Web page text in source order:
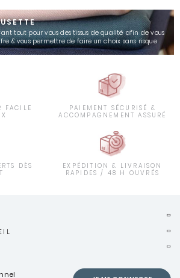
tout pour vous des tissus de qualité afin de vous
& vous permettre de faire un choix sans risque
FACILE
PAIEMENT SÉCURISÉ &
ACCOMPAGNEMENT ASSURÉ
DÈS
EXPÉDITION & LIVRAISON
RAPIDES / 48 H OUVRÉS